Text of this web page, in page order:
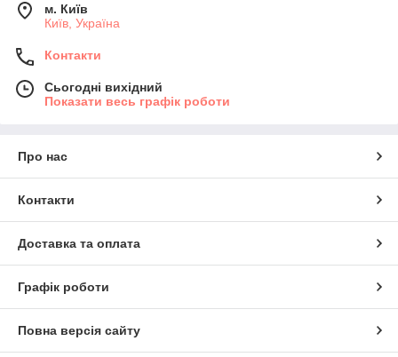
м. Київ
Київ, Україна
Контакти
Сьогодні вихідний
Показати весь графік роботи
Про нас
Контакти
Доставка та оплата
Графік роботи
Повна версія сайту